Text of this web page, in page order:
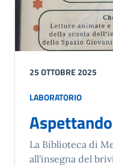
25 OTTOBRE 2025
LABORATORIO
La Biblioteca di
all'insegna del